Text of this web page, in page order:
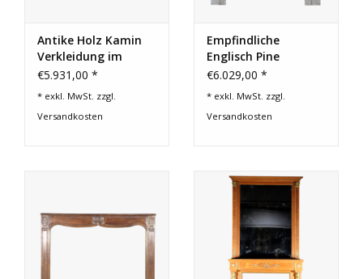
Antike Holz Kamin
Verkleidung im
Französische
€5.931,00 *
* exkl. MwSt. zzgl.
Versandkosten
Empfindliche
Englisch Pine
Kaminmaske
€6.029,00 *
* exkl. MwSt. zzgl.
Versandkosten